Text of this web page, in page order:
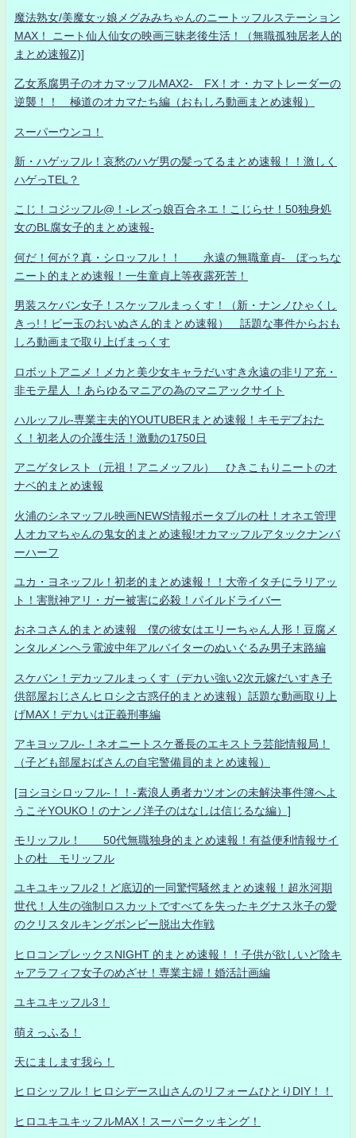
魔法熟女/美魔女ッ娘メグみみちゃんのニートッフルステーション
MAX！ ニート仙人仙女の映画三昧老後生活！（無職孤独居老人的
まとめ速報Z)]
乙女系腐男子のオカマッフルMAX2- FX！オ・カマトレーダーの
逆襲！！ 極道のオカマたち編（おもしろ動画まとめ速報）
スーパーウンコ！
新・ハゲッフル！哀愁のハゲ男の髪ってるまとめ速報！！激しく
ハゲっTEL？
こじ！コジッフル@！-レズっ娘百合ネエ！こじらせ！50独身処
女のBL腐女子的まとめ速報-
何だ！何が？真・シロッフル！！ 永遠の無職童貞- ぼっちな
ニート的まとめ速報！一生童貞上等夜露死苦！
男装スケバン女子！スケッフルまっくす！（新・ナンノひゃくし
きっ!！ビー玉のおいぬさん的まとめ速報） 話題な事件からおも
しろ動画まで取り上げまっくす
ロボットアニメ！メカと美少女キャラだいすき永遠の非リア充・
非モテ星人 ！あらゆるマニアの為のマニアックサイト
ハルッフル-専業主夫的YOUTUBERまとめ速報！キモデブおた
く！初老人の介護生活！激動の1750日
アニゲタレスト（元祖！アニメッフル） ひきこもりニートのオ
ナベ的まとめ速報
火浦のシネマッフル映画NEWS情報ポータブルの杜！オネエ管理
人オカマちゃんの鬼女的まとめ速報!オカマッフルアタックナンバ
ーハーフ
ユカ・ヨネッフル！初老的まとめ速報！！大帝イタチにラリアッ
ト！害獣神アリ・ガー被害に必殺！パイルドライバー
おネコさん的まとめ速報 僕の彼女はエリーちゃん人形！豆腐メ
ンタルメンヘラ電波中年アルバイターのぬいぐるみ男子末路編
スケバン！デカッフルまっくす（デカい強い2次元嫁だいすき子
供部屋おじさんヒロシ之古惑仔的まとめ速報）話題な動画取り上
げMAX！デカいは正義刑事編
アキヨッフル-！ネオニートスケ番長のエキストラ芸能情報局！
（子ども部屋おばさんの自宅警備員的まとめ速報）
[ヨシヨシロッフル-！！-素浪人勇者カツオンの未解決事件簿へよ
うこそYOUKO！のナンノ洋子のはなしは信じるな編）]
モリッフル！ 50代無職独身的まとめ速報！有益便利情報サイ
トの杜 モリッフル
ユキユキッフル2！ど底辺的一同驚愕騒然まとめ速報！超氷河期
世代！人生の強制ロスカットですべてを失ったキグナス氷子の愛
のクリスタルキングボンビー脱出大作戦
ヒロコンプレックスNIGHT 的まとめ速報！！子供が欲しいど陰キ
ャアラフィフ女子のめざせ！専業主婦！婚活計画編
ユキユキッフル3！
萌えっふる！
天にまします我ら！
ヒロシッフル！ヒロシデース山さんのリフォームひとりDIY！！
ヒロユキユキッフルMAX！スーパークッキング！